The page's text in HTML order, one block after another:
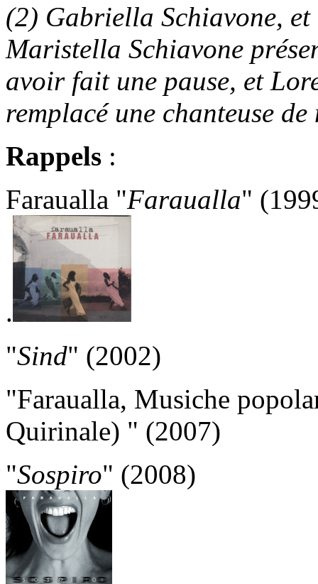
(2) Gabriella Schiavone,
Maristella Schiavone
avoir fait une pause, et
remplacé une chanteuse de
Rappels :
Faraualla "Faraualla"
.
"Sind" (2002)
"Faraualla, Musiche
Quirinale) " (2007)
"Sospiro" (2008)